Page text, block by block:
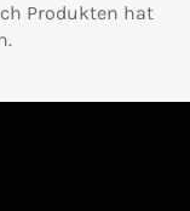
Produkten hat